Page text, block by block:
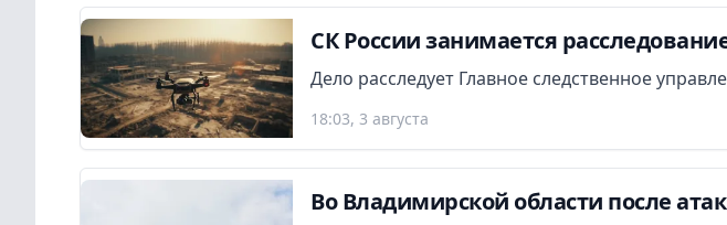
СК России занимается
Дело расследует Главное следственное
18:03, 3 августа
Во Владимирской области после